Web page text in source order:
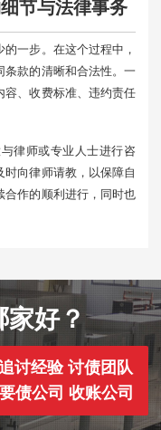
节与法律事务
一步。在这个过程中，
条款的清晰和合法性。一
容、收费标准、违约责任
律师或专业人士进行咨
向律师请教，以保障自
合作的顺利进行，同时也
好？
讨经验 讨债团队
债公司 收账公司